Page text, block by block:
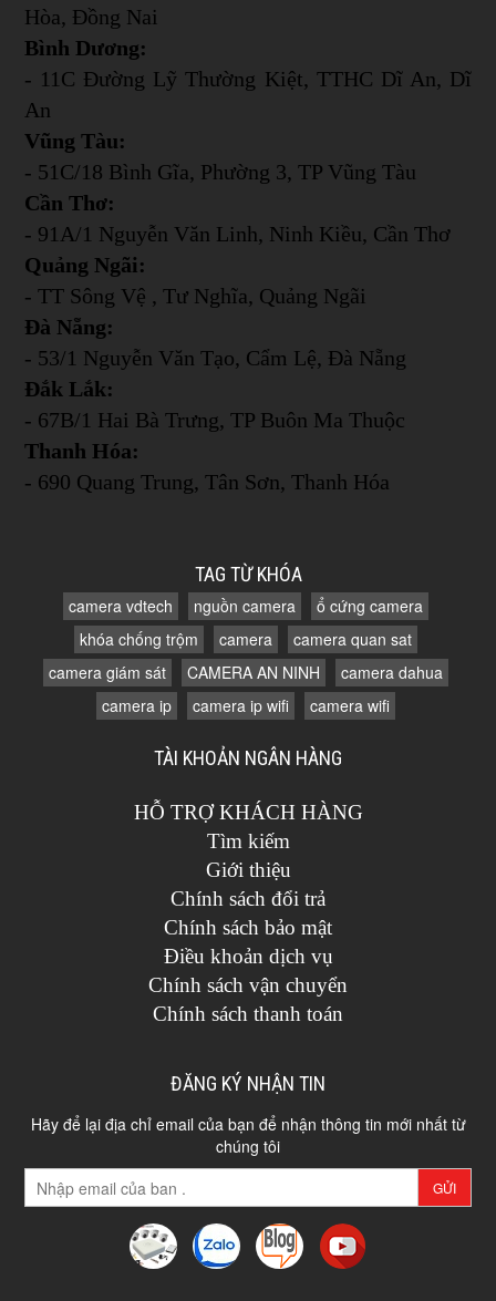
Hòa, Đồng Nai
Bình Dương:
- 11C Đường Lỹ Thường Kiệt, TTHC Dĩ An, Dĩ
An
Vũng Tàu:
- 51C/18 Bình Gĩa, Phường 3, TP Vũng Tàu
Cần Thơ:
- 91A/1 Nguyễn Văn Linh, Ninh Kiều, Cần Thơ
Quảng Ngãi:
- TT Sông Vệ , Tư Nghĩa, Quảng Ngãi
Đà Nẵng:
- 53/1 Nguyễn Văn Tạo, Cẩm Lệ, Đà Nẵng
Đắk Lắk:
- 67B/1 Hai Bà Trưng, TP Buôn Ma Thuộc
Thanh Hóa:
- 690 Quang Trung, Tân Sơn, Thanh Hóa
TAG TỪ KHÓA
camera vdtech nguồn camera
ổ cứng camera
khóa chống trộm
camera
camera quan sat
camera giám sát
CAMERA AN NINH
camera dahua
camera ip
camera ip wifi camera wifi
TÀI KHOẢN NGÂN HÀNG
HỖ TRỢ KHÁCH HÀNG
Tìm kiếm
Giới thiệu
Chính sách đổi trả
Chính sách bảo mật
Điều khoản dịch vụ
Chính sách vận chuyển
Chính sách thanh toán
ĐĂNG KÝ NHẬN TIN
Hãy để lại địa chỉ email của bạn để nhận thông tin mới nhất từ
chúng tôi
GỬI